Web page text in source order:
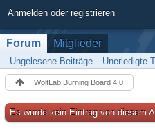
Anmelden oder registrieren
Forum Mitglieder
Ungelesene Beiträge Unerledigte
WoltLab Burning Board 4.0
Es wurde kein Eintrag von diesem